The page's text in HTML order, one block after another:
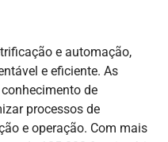
e automação,
e eficiente. As
de
processos de
e operação. Com mais